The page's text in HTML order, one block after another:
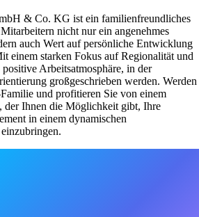
& Co. KG ist ein familienfreundliches
nicht nur ein angenehmes
auch Wert auf persönliche Entwicklung
einem starken Fokus auf Regionalität und
Arbeitsatmosphäre, in der
großgeschrieben werden. Werden
und profitieren Sie von einem
der Ihnen die Möglichkeit gibt, Ihre
in einem dynamischen